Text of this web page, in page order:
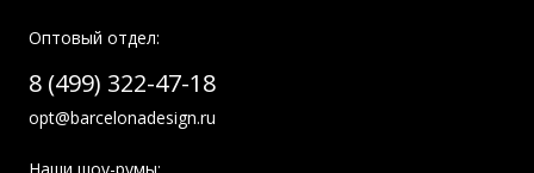
Оптовый отдел:
8 (499) 322-47-18
opt@barcelonadesign.ru